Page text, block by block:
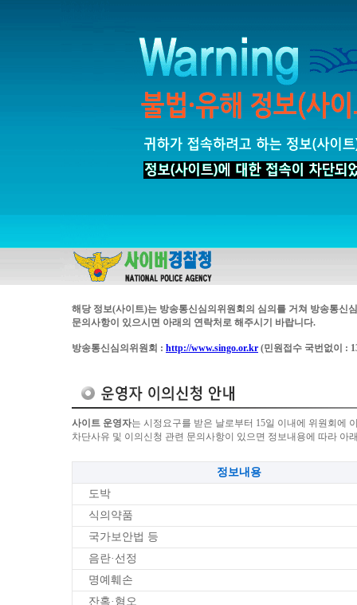
해당 정보(사이트)는 방송통신심의위원회의 심의를 거쳐 방송통신
문의사항이 있으시면 아래의 연락처로 해주시기 바랍니다.
방송통신심의위원회 : http://www.singo.or.kr (민원접수 국번없이 :
사이트 운영자는 시정요구를 받은 날로부터 15일 이내에 위원회에
차단사유 및 이의신청 관련 문의사항이 있으면 정보내용에 따라 아
정보내용
도박
식의약품
국가보안법 등
음란·선정
명예훼손
잔혹·혐오